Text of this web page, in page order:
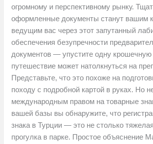
огромному и перспективному рынку.
оформленные документы станут вашим
ведущим вас через этот запутанный
обеспечения безупречности
документов — упустите одну
путешествие может натолкнуться на
Представьте, что это похоже на
походу с подробной картой в руках. Но
международным правом на товарные
вашей базы вы обнаружите, что
знака в Турции — это не столько
прогулка в парке. Простое объяснение